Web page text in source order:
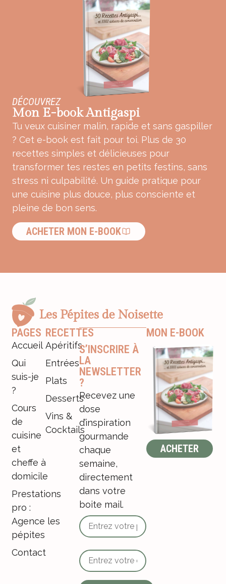
DÉCOUVREZ
Mon E-book Antigaspi
Tu veux cuisiner malin, rapide et sans gaspiller
? Cet e-book est fait pour toi. Plus de 30
recettes simples et délicieuses pour
transformer tes restes en petits festins, sans
stress ni culpabilité. Un guide pratique pour
une cuisine plus douce, plus consciente et
pleine de bon sens.
ACHETER MON E-BOOK
PAGES
Accueil
Qui
suis-je
?
Cours
de
cuisine
et
cheffe à
domicile
Prestations
pro :
Agence les
pépites
Contact
RECETTES
Apéritifs
Entrées
Plats
Desserts
Vins &
Cocktails
S’INSCRIRE À
LA
NEWSLETTER
?
Recevez une
dose
d’inspiration
gourmande
chaque
semaine,
directement
dans votre
boite mail.
MON E-BOOK
ACHETER